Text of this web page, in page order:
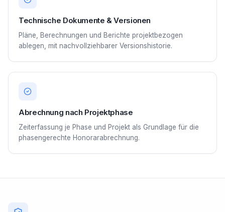
Technische Dokumente & Versionen
Pläne, Berechnungen und Berichte projektbezogen
ablegen, mit nachvollziehbarer Versionshistorie.
Abrechnung nach Projektphase
Zeiterfassung je Phase und Projekt als Grundlage für die
phasengerechte Honorarabrechnung.